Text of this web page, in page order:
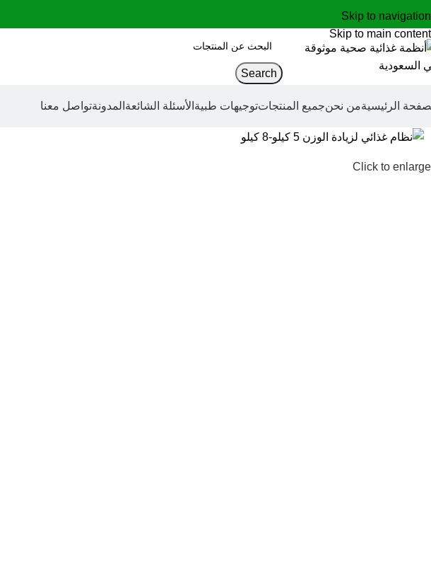
Skip to navigation
Skip to main content
Search
الرئيسيةمن نحنجميع المنتجاتتوجيهات طبية الأسئلة الشائعة المدونةتواصل معنا
-40%
Click to enlarge